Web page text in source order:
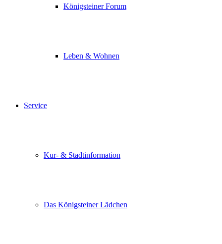
Königsteiner Forum
Leben & Wohnen
Service
Kur- & Stadtinformation
Das Königsteiner Lädchen